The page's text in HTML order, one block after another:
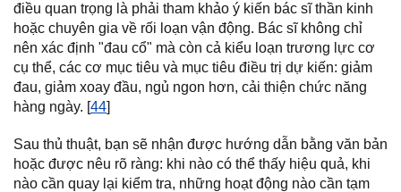
điều quan trọng là phải tham khảo ý kiến bác sĩ thần kinh
hoặc chuyên gia về rối loạn vận động. Bác sĩ không chỉ
nên xác định "đau cổ" mà còn cả kiểu loạn trương lực cơ
cụ thể, các cơ mục tiêu và mục tiêu điều trị dự kiến: giảm
đau, giảm xoay đầu, ngủ ngon hơn, cải thiện chức năng
hàng ngày. [44]
Sau thủ thuật, bạn sẽ nhận được hướng dẫn bằng văn bản
hoặc được nêu rõ ràng: khi nào có thể thấy hiệu quả, khi
nào cần quay lại kiểm tra, những hoạt động nào cần tạm